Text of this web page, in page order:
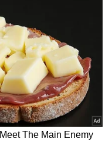
ಹೊಂದಾಣಿಕೆಯ